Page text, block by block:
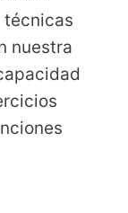
técnicas
nuestra